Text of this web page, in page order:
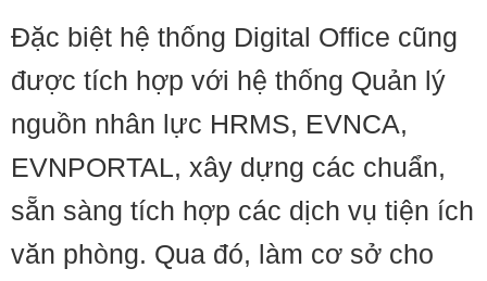
Đặc biệt hệ thống Digital Office cũng
được tích hợp với hệ thống Quản lý
nguồn nhân lực HRMS, EVNCA,
EVNPORTAL, xây dựng các chuẩn,
sẵn sàng tích hợp các dịch vụ tiện ích
văn phòng. Qua đó, làm cơ sở cho